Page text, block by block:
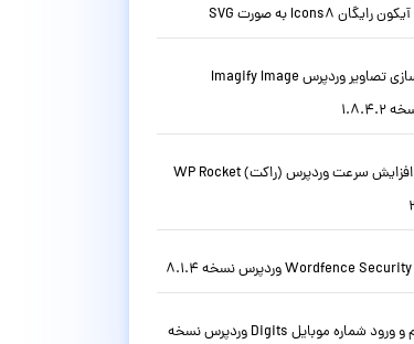
افزونه بهینه سازی تصاویر وردپرس Imagify Image
افزونه فارسی افزایش سرعت وردپرس (راکت) WP Rocket
افزونه ثبت نام و ورود شماره موبایل Digits وردپرس نسخه